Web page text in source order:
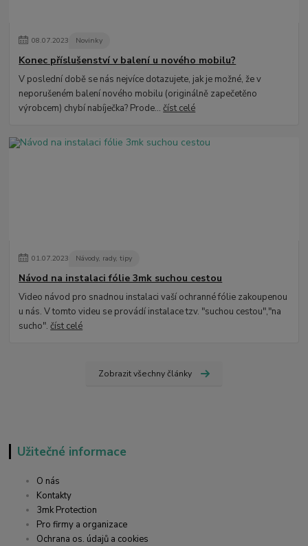
08.07.2023 Novinky
Konec příslušenství v balení u nového mobilu?
V poslední době se nás nejvíce dotazujete, jak je možné, že v
neporušeném balení nového mobilu (originálně zapečetěno
výrobcem) chybí nabíječka? Prode...číst celé
01.07.2023 Návody, rady, tipy
Návod na instalaci fólie 3mk suchou cestou
Video návod pro snadnou instalaci vaší ochranné fólie zakoupenou
u nás. V tomto videu se provádí instalace tzv. "suchou cestou","na
sucho".číst celé
Zobrazit všechny články
Užitečné informace
O nás
Kontakty
3mk Protection
Pro firmy a organizace
Ochrana os. údajů a cookies